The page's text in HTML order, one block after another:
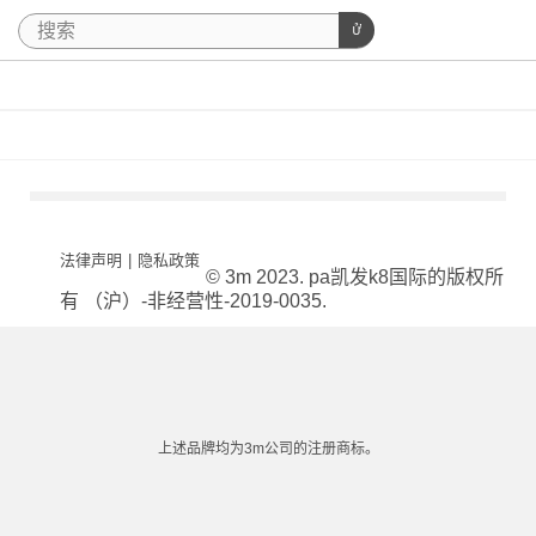
法律声明 | 隐私政策
© 3m 2023. pa凯发k8国际的版权所
有 （沪）-非经营性-2019-0035.
上述品牌均为3m公司的注册商标。